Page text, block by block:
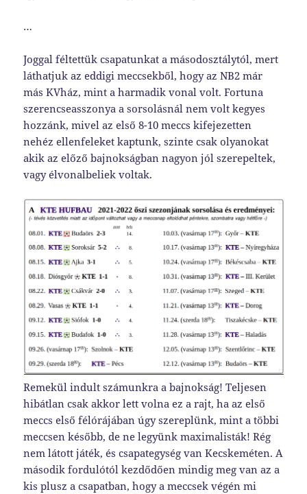
…
Joggal féltettük csapatunkat a másodosztálytól, mert
láthatjuk az eddigi meccsekből, hogy az NB2 már
más KVház, mint a harmadik vonal volt. Fortuna
szerencseasszonya a sorsolásnál nem volt kegyes
hozzánk, mivel az első 8-10 meccs kifejezetten
nehéz ellenfeleket kaptunk, szinte csak olyanokat
akik az előző bajnokságban nagyon jól szerepeltek,
vagy élvonalbeliek voltak.
Remekül indult számunkra a bajnokság! Teljesen
hibátlan csak akkor lett volna ez a rajt, ha az első
meccs első félórájában úgy szereplünk, mint a többi
meccsen később, de ne legyünk maximalisták! Rég
nem látott játék, és csapategység van Kecskeméten. A
második fordulótól kezdődően mindig meg van az a
kis plusz a csapatban, hogy a meccsek végén mi